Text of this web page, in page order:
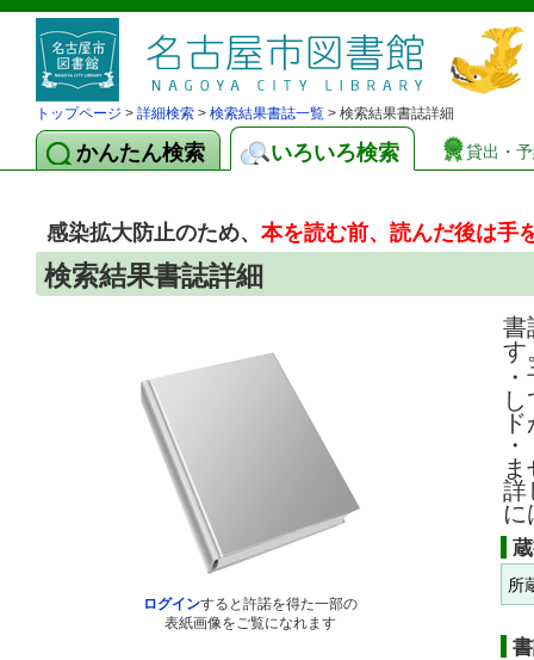
トップページ > 詳細検索 > 検索結果書誌一覧 > 検索結果書誌詳細
かんたん検索 いろいろ検索 貸出・
感染拡大防止のため、本を読む前、読んだ後は手
検索結果書誌詳細
ログインすると許諾を得た一部の
表紙画像をご覧になれます
書
す
詳
に
所